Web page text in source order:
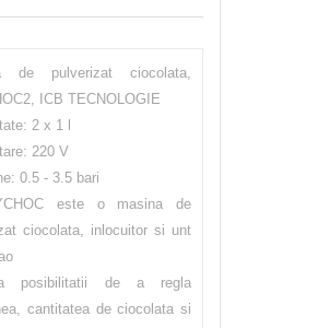
de pulverizat ciocolata,
ICB TECNOLOGIE
2 x 1 l
220 V
0.5 - 3.5 bari
este o masina de
ciocolata, inlocuitor si unt
posibilitatii de a regla
cantitatea de ciocolata si